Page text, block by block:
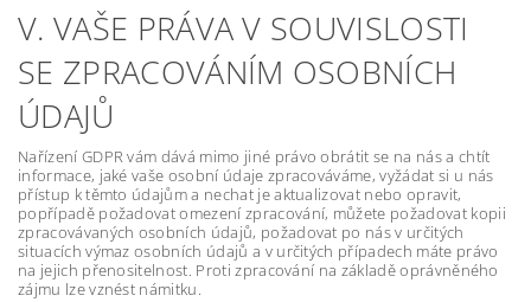
V. VAŠE PRÁVA V SOUVISLOSTI
SE ZPRACOVÁNÍM OSOBNÍCH
ÚDAJŮ
Nařízení GDPR vám dává mimo jiné právo obrátit se na nás a chtít
informace, jaké vaše osobní údaje zpracováváme, vyžádat si u nás
přístup k těmto údajům a nechat je aktualizovat nebo opravit,
popřípadě požadovat omezení zpracování, můžete požadovat kopii
zpracovávaných osobních údajů, požadovat po nás v určitých
situacích výmaz osobních údajů a v určitých případech máte právo
na jejich přenositelnost. Proti zpracování na základě oprávněného
zájmu lze vznést námitku.